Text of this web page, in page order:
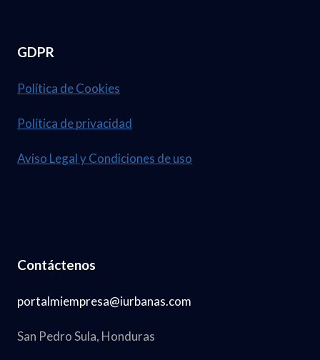
GDPR
Política de Cookies
Política de privacidad
Aviso Legal y Condiciones de uso
Contáctenos
portalmiempresa@iurbanas.com
San Pedro Sula, Honduras